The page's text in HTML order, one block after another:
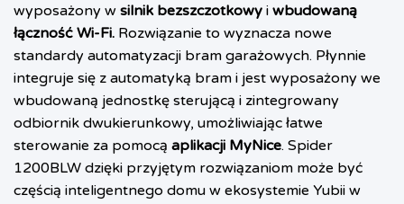
wyposażony w silnik bezszczotkowy i wbudowaną
łączność Wi-Fi. Rozwiązanie to wyznacza nowe
standardy automatyzacji bram garażowych. Płynnie
integruje się z automatyką bram i jest wyposażony we
wbudowaną jednostkę sterującą i zintegrowany
odbiornik dwukierunkowy, umożliwiając łatwe
sterowanie za pomocą aplikacji MyNice. Spider
1200BLW dzięki przyjętym rozwiązaniom może być
częścią inteligentnego domu w ekosystemie Yubii w